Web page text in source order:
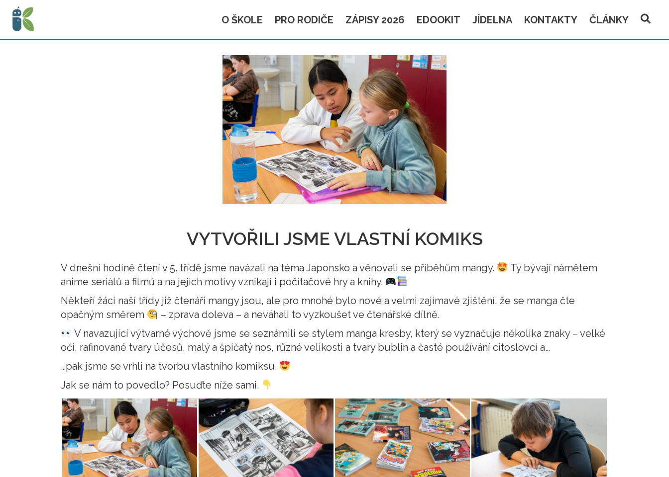
O ŠKOLE PRO RODIČE ZÁPISY 2026 EDOOKIT JÍDELNA KONTAKTY ČLÁNKY
VYTVOŘILI JSME VLASTNÍ KOMIKS
V dnešní hodině čtení v 5. třídě jsme navázali na téma Japonsko a věnovali se příběhům mangy.
Ty bývají námětem
anime seriálů a filmů a na jejich motivy vznikají i počítačové hry a knihy.
Někteří žáci naší třídy již čtenáři mangy jsou, ale pro mnohé bylo nové a velmi zajímavé zjištění, že se manga čte
opačným směrem
– zprava doleva – a neváhali to vyzkoušet ve čtenářské dílně.
V navazující výtvarné výchově jsme se seznámili se stylem manga kresby, který se vyznačuje několika znaky – velké
oči, rafinované tvary účesů, malý a špičatý nos, různé velikosti a tvary bublin a časté používání citoslovcí a…
…pak jsme se vrhli na tvorbu vlastního komiksu.
Jak se nám to povedlo? Posuďte níže sami.